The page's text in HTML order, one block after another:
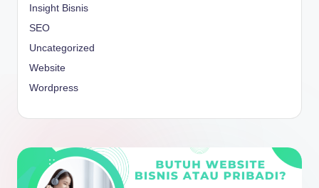
Insight Bisnis
SEO
Uncategorized
Website
Wordpress